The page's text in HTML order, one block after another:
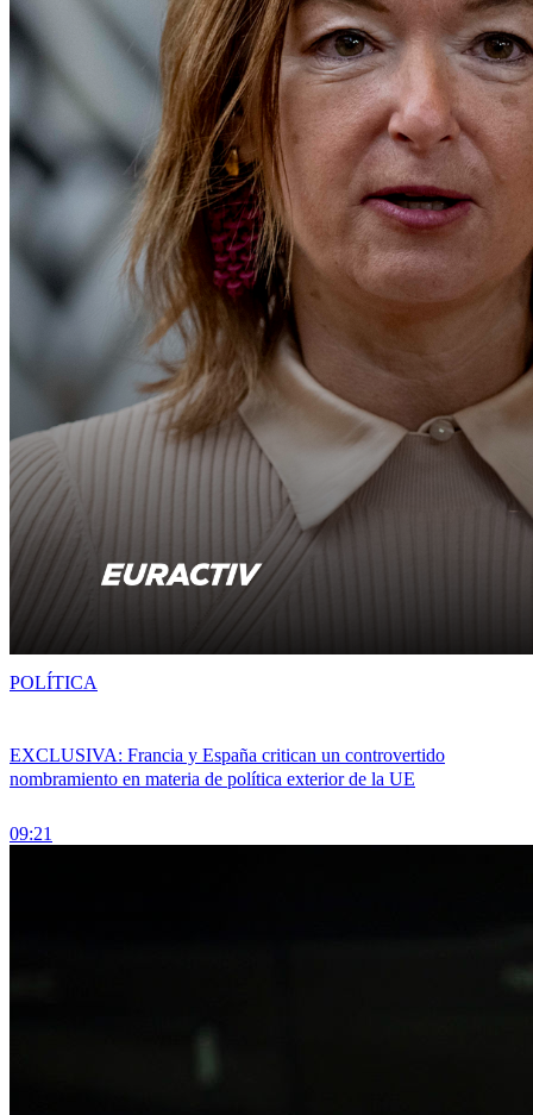
EXCLUSIVA: Francia y España critican un controvertido
nombramiento en materia de política exterior de la UE
09:21
POLÍTICA